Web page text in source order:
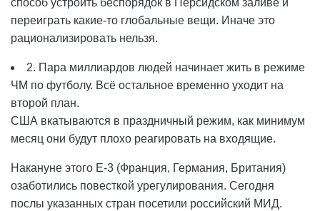
способ устроить беспорядок в Персидском заливе и
переиграть какие-то глобальные вещи. Иначе это
рационализировать нельзя.
2. Пара миллиардов людей начинает жить в режиме
ЧМ по футболу. Всё остальное временно уходит на
второй план.
США вкатываются в праздничный режим, как минимум
месяц они будут плохо реагировать на входящие.
Накануне этого Е-3 (Франция, Германия, Британия)
озаботились повесткой урегулирования. Сегодня
послы указанных стран посетили российский МИД.